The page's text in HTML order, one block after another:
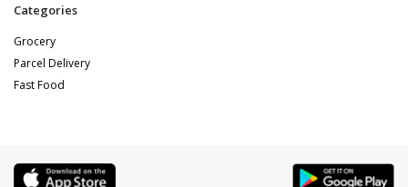
Categories
Grocery
Parcel Delivery
Fast Food